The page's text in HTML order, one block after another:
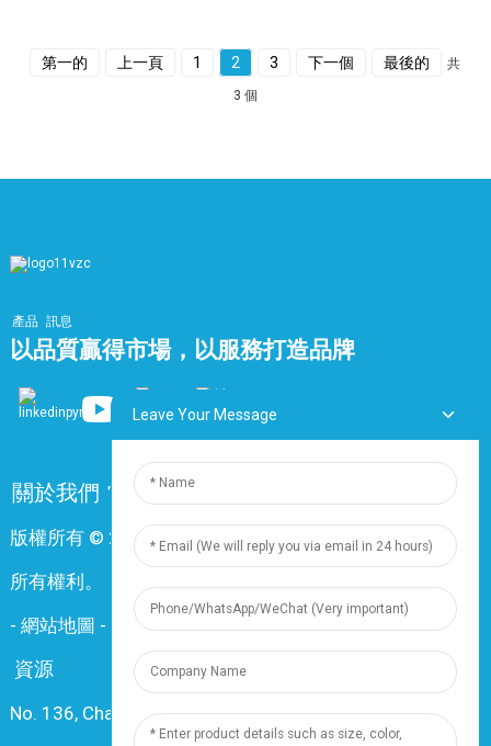
第一的 上一頁 1 2 3 下一個 最後的 共
3 個
產品 訊息
以品質贏得市場，以服務打造品牌
關於我們 常問問題
版權所有 © 2024 上海鼎尊電氣電纜股份有限公司。保留
所有權利。
- 網站地圖 - Resource
資源
No. 136, Changxiang Rd., Nanxiang Town, 201802,
Leave Your Message